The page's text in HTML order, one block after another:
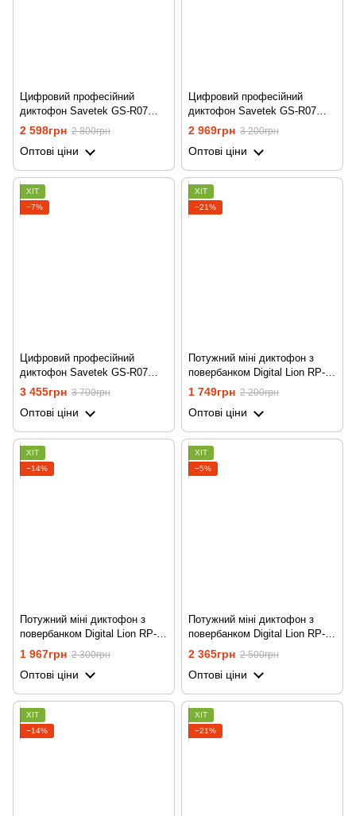
Цифровий професійний
диктофон Savetek GS-R07
для запису голосу, 8 ГБ
пам'яті, стерео, SD до 64 ГБ
2 598грн 2 800грн
Оптові ціни
Цифровий професійний
диктофон Savetek GS-R07
для запису голосу, 16 ГБ
пам'яті, стерео, SD до 64 ГБ
2 969грн 3 200грн
Оптові ціни
ХІТ
−7%
Цифровий професійний
диктофон Savetek GS-R07
для запису голосу, 32 ГБ
пам'яті, стерео, SD до 64 ГБ
3 455грн 3 700грн
Оптові ціни
ХІТ
−21%
Потужний міні диктофон з
повербанком Digital Lion RP-
03, 8 Гб, до 500 годин запису,
c активацією голосом
1 749грн 2 200грн
Оптові ціни
ХІТ
−14%
Потужний міні диктофон з
повербанком Digital Lion RP-
03, 16 Гб, до 500 годин
запису, c активацією голосом
1 967грн 2 300грн
Оптові ціни
ХІТ
−5%
Потужний міні диктофон з
повербанком Digital Lion RP-
03, 32 Гб, до 500 годин
запису, c активацією голосом
2 365грн 2 500грн
Оптові ціни
ХІТ
−14%
ХІТ
−21%